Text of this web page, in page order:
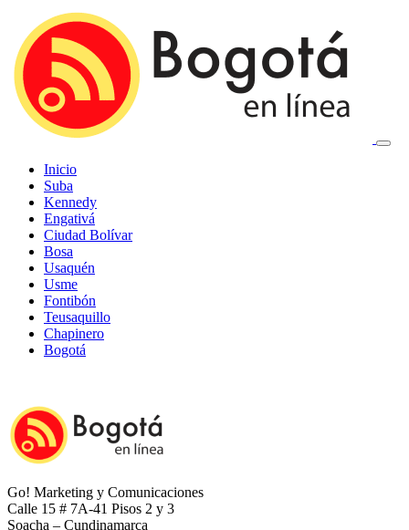
Inicio
Suba
Kennedy
Engativá
Ciudad Bolívar
Bosa
Usaquén
Usme
Fontibón
Teusaquillo
Chapinero
Bogotá
Go! Marketing y Comunicaciones
Calle 15 # 7A-41 Pisos 2 y 3
Soacha – Cundinamarca